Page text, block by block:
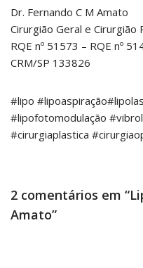
Dr. Fernando C M Amato
Cirurgião Geral e Cirurgião
RQE nº 51573 – RQE nº
CRM/SP 133826
#lipo
#lipofotomodulação
#cirurgiaplastica
2 comentários em
Amato”